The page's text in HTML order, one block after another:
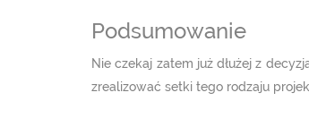
Podsumowanie
Nie czekaj zatem już dłużej z
zrealizować setki tego rodzaju